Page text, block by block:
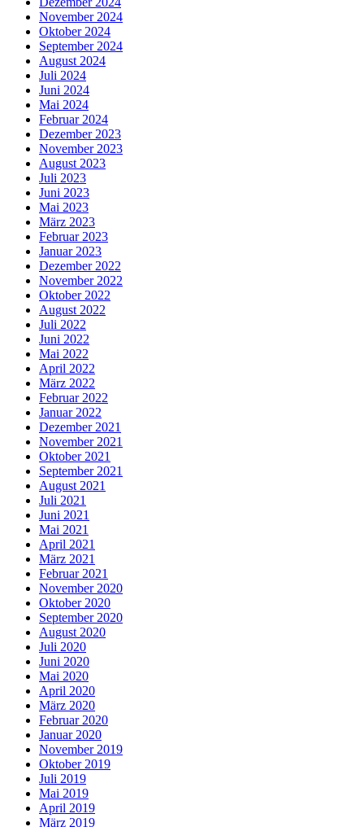
November 2024
Oktober 2024
September 2024
August 2024
Juli 2024
Juni 2024
Mai 2024
Februar 2024
Dezember 2023
November 2023
August 2023
Juli 2023
Juni 2023
Mai 2023
März 2023
Februar 2023
Januar 2023
Dezember 2022
November 2022
Oktober 2022
August 2022
Juli 2022
Juni 2022
Mai 2022
April 2022
März 2022
Februar 2022
Januar 2022
Dezember 2021
November 2021
Oktober 2021
September 2021
August 2021
Juli 2021
Juni 2021
Mai 2021
April 2021
März 2021
Februar 2021
November 2020
Oktober 2020
September 2020
August 2020
Juli 2020
Juni 2020
Mai 2020
April 2020
März 2020
Februar 2020
Januar 2020
November 2019
Oktober 2019
Juli 2019
Mai 2019
April 2019
März 2019